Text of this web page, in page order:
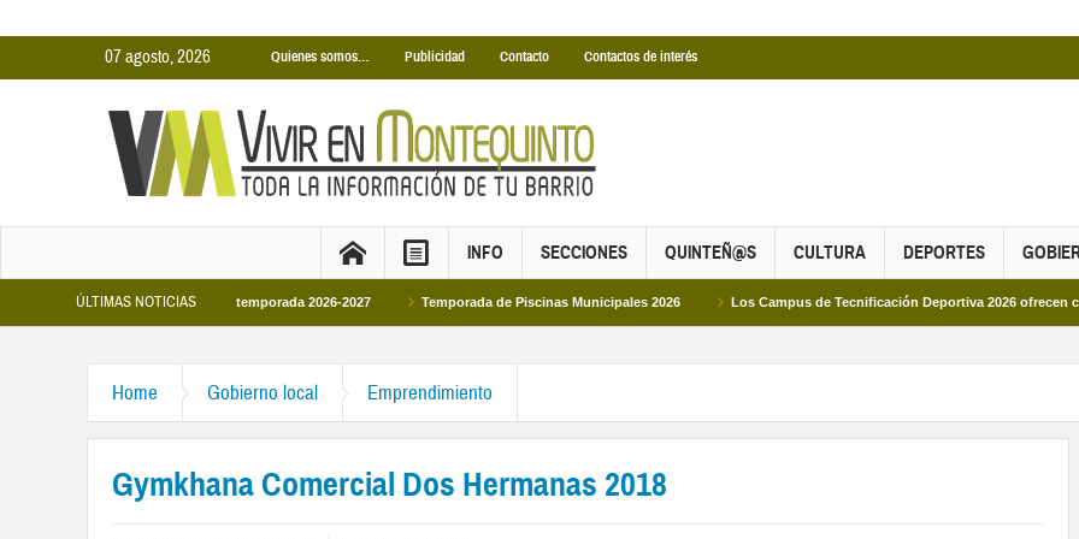
07 agosto, 2026 Quienes somos… Publicidad Contacto Contactos de interés
INFO SECCIONES QUINTEÑ@S CULTURA DEPORTES
ÚLTIMAS NOTICIAS
Municipales temporada 2026-2027 Temporada de Piscinas Municipales 2026 Los Campus de Tecnificación Deportiva 2026 ofrecen cuatro
Home Gobierno local Emprendimiento
Gymkhana Comercial Dos Hermanas 2018